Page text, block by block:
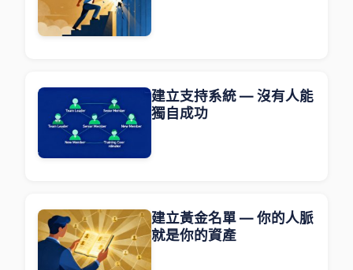
建立支持系統 — 沒有人能
獨自成功
建立黃金名單 — 你的人脈
就是你的資產